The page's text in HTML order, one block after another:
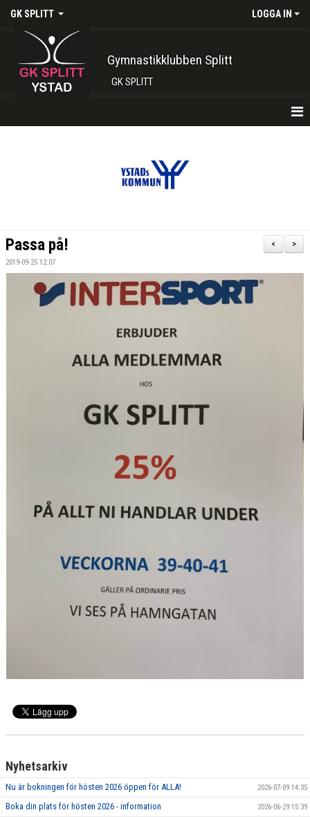
GK SPLITT LOGGA IN
Gymnastikklubben Splitt
GK SPLITT
INTRESSEANMÄLAN
>
<
Passa på!
2019-09-25 12:07
Nyhetsarkiv
Nu är bokningen för hösten 2026 öppen för ALLA! 2026-07-09 14:35
Boka din plats för hösten 2026 - information 2026-06-29 15:39